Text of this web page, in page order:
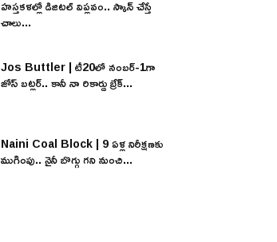
హస్తకళల్లో డిజిటల్ విప్లవం.. స్కాన్ చేస్తే
చాలు...
Jos Buttler | టీ20లో నంబర్-1గా
జోస్ బట్లర్.. కానీ నా రికార్డు బ్రేక్...
Naini Coal Block | 9 ఏళ్ల నిరీక్షణకు
ముగింపు.. నైనీ బొగ్గు గని నుంచి...